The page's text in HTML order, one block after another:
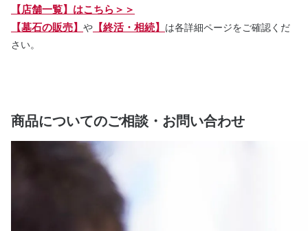
【店舗一覧】はこちら＞＞
【墓石の販売】 や 【終活・相続】 は各詳細ページをご確認くだ
さい。
商品についてのご相談・お問い合わせ